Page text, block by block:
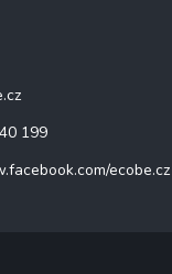
199
ecobe.cz